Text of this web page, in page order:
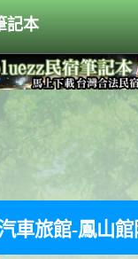
記本
車旅館-鳳山